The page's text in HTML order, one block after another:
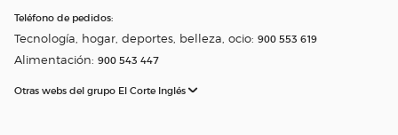
Teléfono de pedidos:
Tecnología, hogar, deportes, belleza, ocio: 900 553 619
Alimentación: 900 543 447
Otras webs del grupo El Corte Inglés